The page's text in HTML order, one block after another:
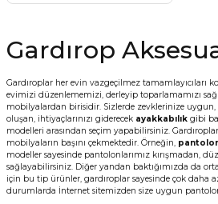
Gardırop
Gardıroplar her evin vazgeçilmez tamamlayıcıları
evimizi düzenlememizi, derleyip toparlamamızı
mobilyalardan birisidir. Sizlerde zevklerinize
oluşan, ihtiyaçlarınızı giderecek ayakkabılık gibi
modelleri arasından seçim yapabilirsiniz.
mobilyaların başını çekmektedir. Örneğin,
modeller sayesinde pantolonlarımız kırışmadan,
sağlayabilirsiniz. Diğer yandan baktığımızda da
için bu tip ürünler, gardıroplar sayesinde çok daha
durumlarda İnternet sitemizden size uygun